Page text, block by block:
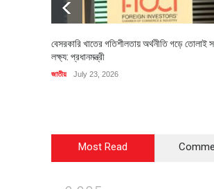
বেসরকারি খাতের গতিশীলতায় অর্থনীতি গড়ে তোলাই
লক্ষ্য: প্রধানমন্ত্রী
জাতীয় July 23, 2026
Most Read